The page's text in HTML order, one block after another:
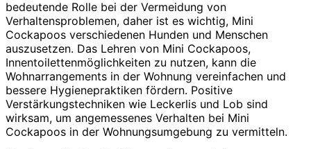
bedeutende Rolle bei der Vermeidung von
Verhaltensproblemen, daher ist es wichtig, Mini
Cockapoos verschiedenen Hunden und Menschen
auszusetzen. Das Lehren von Mini Cockapoos,
Innentoilettenmöglichkeiten zu nutzen, kann die
Wohnarrangements in der Wohnung vereinfachen und
bessere Hygienepraktiken fördern. Positive
Verstärkungstechniken wie Leckerlis und Lob sind
wirksam, um angemessenes Verhalten bei Mini
Cockapoos in der Wohnungsumgebung zu vermitteln.